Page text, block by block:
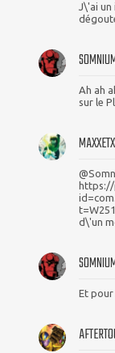
J\'ai un
Ah ah
sur le
MAXXETX
d\'un
Et pour